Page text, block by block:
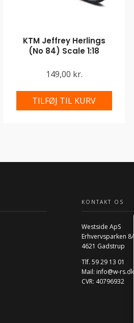
KTM Jeffrey Herlings
(No 84) Scale 1:18
149,00 kr.
TILFØJ TIL KURV
KONTAKT OS
Westside ApS
Erhvervsparken 8A
4621 Gadstrup
Tlf. 59 29 13 01
Mail: info@w-rs.dk
CVR: 40796932